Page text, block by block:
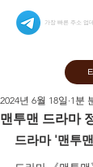
가장 빠른 주소 업
맨투맨 드라마
2024년 6월 18일 1분
드라마 '맨투